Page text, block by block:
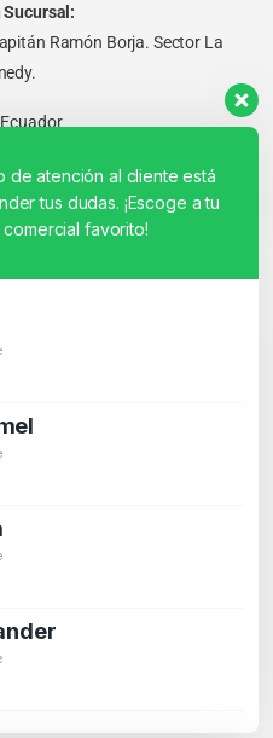
Sucursal:
Ramón Borja. Sector La
- TECNIT TU TIENDA
de atención al cliente está
tus dudas. ¡Escoge a tu
favorito!